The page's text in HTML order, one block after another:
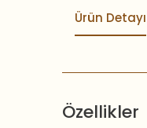
Ürün Detayı
Özellikler